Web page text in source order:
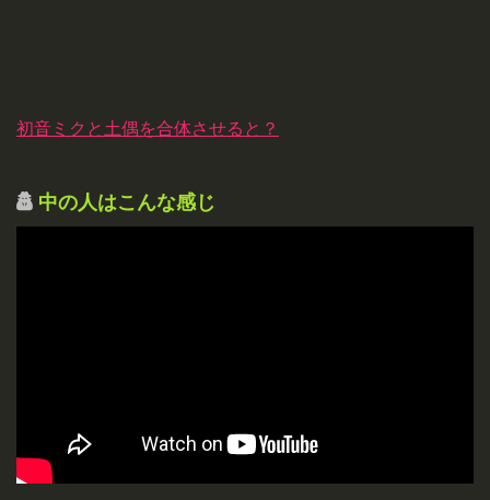
初音ミクと土偶を合体させると？
中の人はこんな感じ